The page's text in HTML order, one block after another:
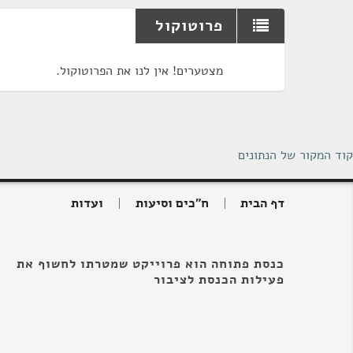
פרוטוקול
מצטערים! אין לנו את הפרוטוקול.
קוד המקור של הנתונים
דף הבית ח"כים וסיעות ועדות
כנסת פתוחה הוא פרוייקט שמטרתו לחשוף את
פעילות הכנסת לציבור